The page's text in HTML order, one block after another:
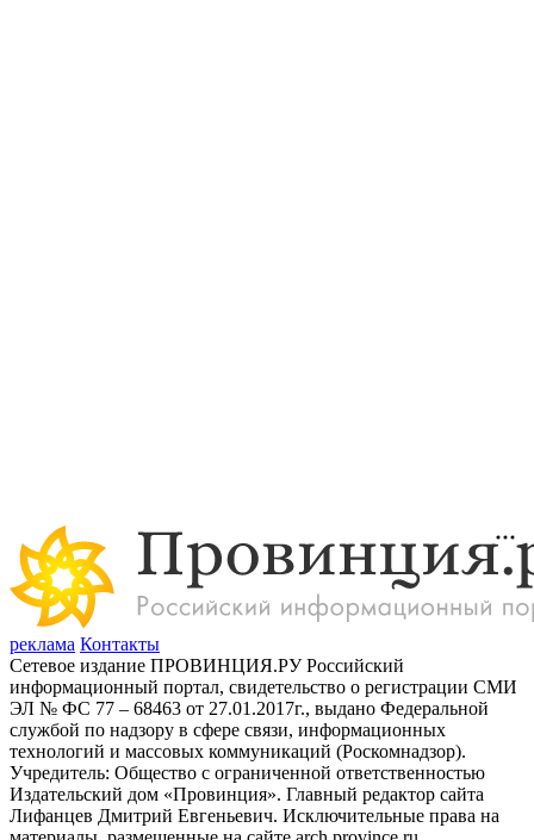
реклама Контакты
Сетевое издание ПРОВИНЦИЯ.РУ Российский
информационный портал, свидетельство о регистрации СМИ
ЭЛ № ФС 77 – 68463 от 27.01.2017г., выдано Федеральной
службой по надзору в сфере связи, информационных
технологий и массовых коммуникаций (Роскомнадзор).
Учредитель: Общество с ограниченной ответственностью
Издательский дом «Провинция». Главный редактор сайта
Лифанцев Дмитрий Евгеньевич. Исключительные права на